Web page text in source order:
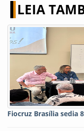
LEIA
Fiocruz Brasília sedia